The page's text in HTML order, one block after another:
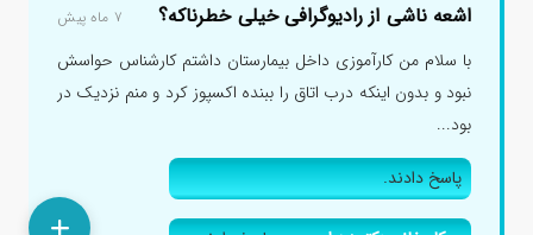
اشعه ناشی از رادیوگرافی خیلی خطرناکه؟ ۷ ماه پیش
با سلام من کارآموزی داخل بیمارستان داشتم کارشناس حواسش
نبود و بدون اینکه درب اتاق را ببنده اکسپوز کرد و منم نزدیک در
بود...
پاسخ دادند.